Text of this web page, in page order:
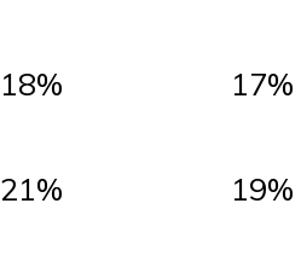
18% 17%
21% 19%